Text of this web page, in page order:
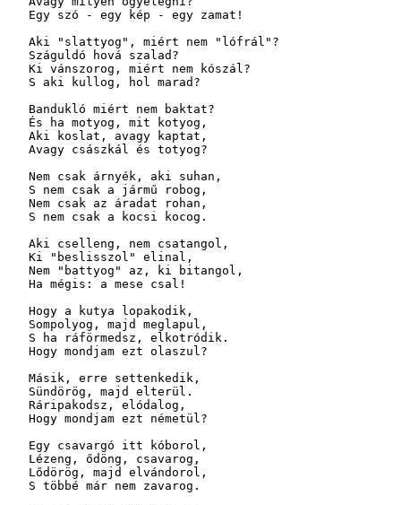
Egy szó - egy kép - egy zamat!
Aki "slattyog", miért nem "lófrál"?
Száguldó hová szalad?
Ki vánszorog, miért nem kószál?
S aki kullog, hol marad?
Bandukló miért nem baktat?
És ha motyog, mit kotyog,
Aki koslat, avagy kaptat,
Avagy császkál és totyog?
Nem csak árnyék, aki suhan,
S nem csak a jármű robog,
Nem csak az áradat rohan,
S nem csak a kocsi kocog.
Aki cselleng, nem csatangol,
Ki "beslisszol" elinal,
Nem "battyog" az, ki bitangol,
Ha mégis: a mese csal!
Hogy a kutya lopakodik,
Sompolyog, majd meglapul,
S ha ráförmedsz, elkotródik.
Hogy mondjam ezt olaszul?
Másik, erre settenkedik,
Sündörög, majd elterül.
Ráripakodsz, elódalog,
Hogy mondjam ezt németül?
Egy csavargó itt kóborol,
Lézeng, ődöng, csavarog,
Lődörög, majd elvándorol,
S többé már nem zavarog.